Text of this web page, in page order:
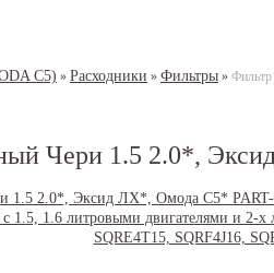
C5) » Расходники » Фильтры »
Чери 1.5 2.0*,